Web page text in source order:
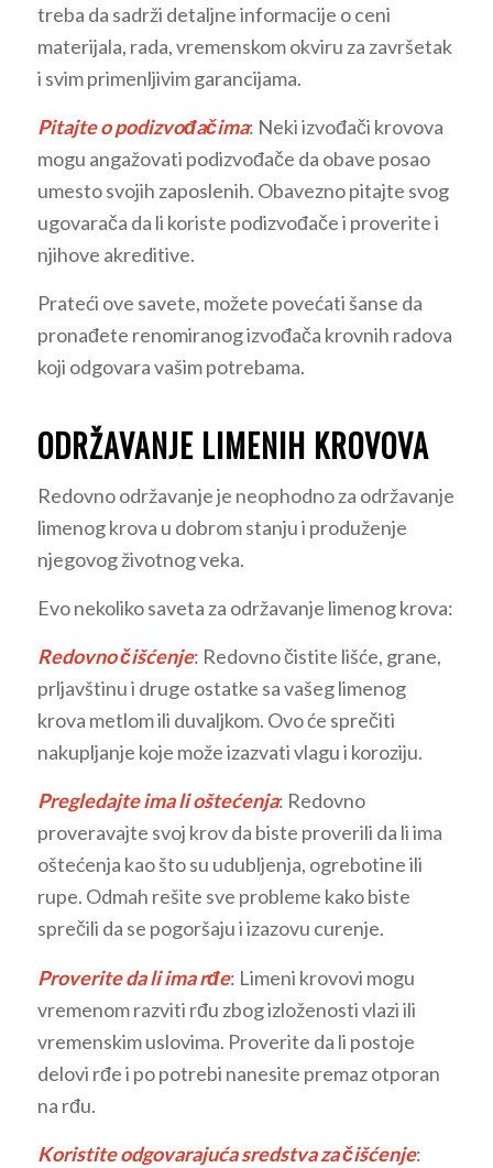
treba da sadrži detaljne informacije o ceni
materijala, rada, vremenskom okviru za završetak
i svim primenljivim garancijama.
Pitajte o podizvođačima: Neki izvođači krovova
mogu angažovati podizvođače da obave posao
umesto svojih zaposlenih. Obavezno pitajte svog
ugovarača da li koriste podizvođače i proverite i
njihove akreditive.
Prateći ove savete, možete povećati šanse da
pronađete renomiranog izvođača krovnih radova
koji odgovara vašim potrebama.
ODRŽAVANJE LIMENIH KROVOVA
Redovno održavanje je neophodno za održavanje
limenog krova u dobrom stanju i produženje
njegovog životnog veka.
Evo nekoliko saveta za održavanje limenog krova:
Redovno čišćenje: Redovno čistite lišće, grane,
prljavštinu i druge ostatke sa vašeg limenog
krova metlom ili duvaljkom. Ovo će sprečiti
nakupljanje koje može izazvati vlagu i koroziju.
Pregledajte ima li oštećenja: Redovno
proveravajte svoj krov da biste proverili da li ima
oštećenja kao što su udubljenja, ogrebotine ili
rupe. Odmah rešite sve probleme kako biste
sprečili da se pogoršaju i izazovu curenje.
Proverite da li ima rđe: Limeni krovovi mogu
vremenom razviti rđu zbog izloženosti vlazi ili
vremenskim uslovima. Proverite da li postoje
delovi rđe i po potrebi nanesite premaz otporan
na rđu.
Koristite odgovarajuća sredstva za čišćenje: